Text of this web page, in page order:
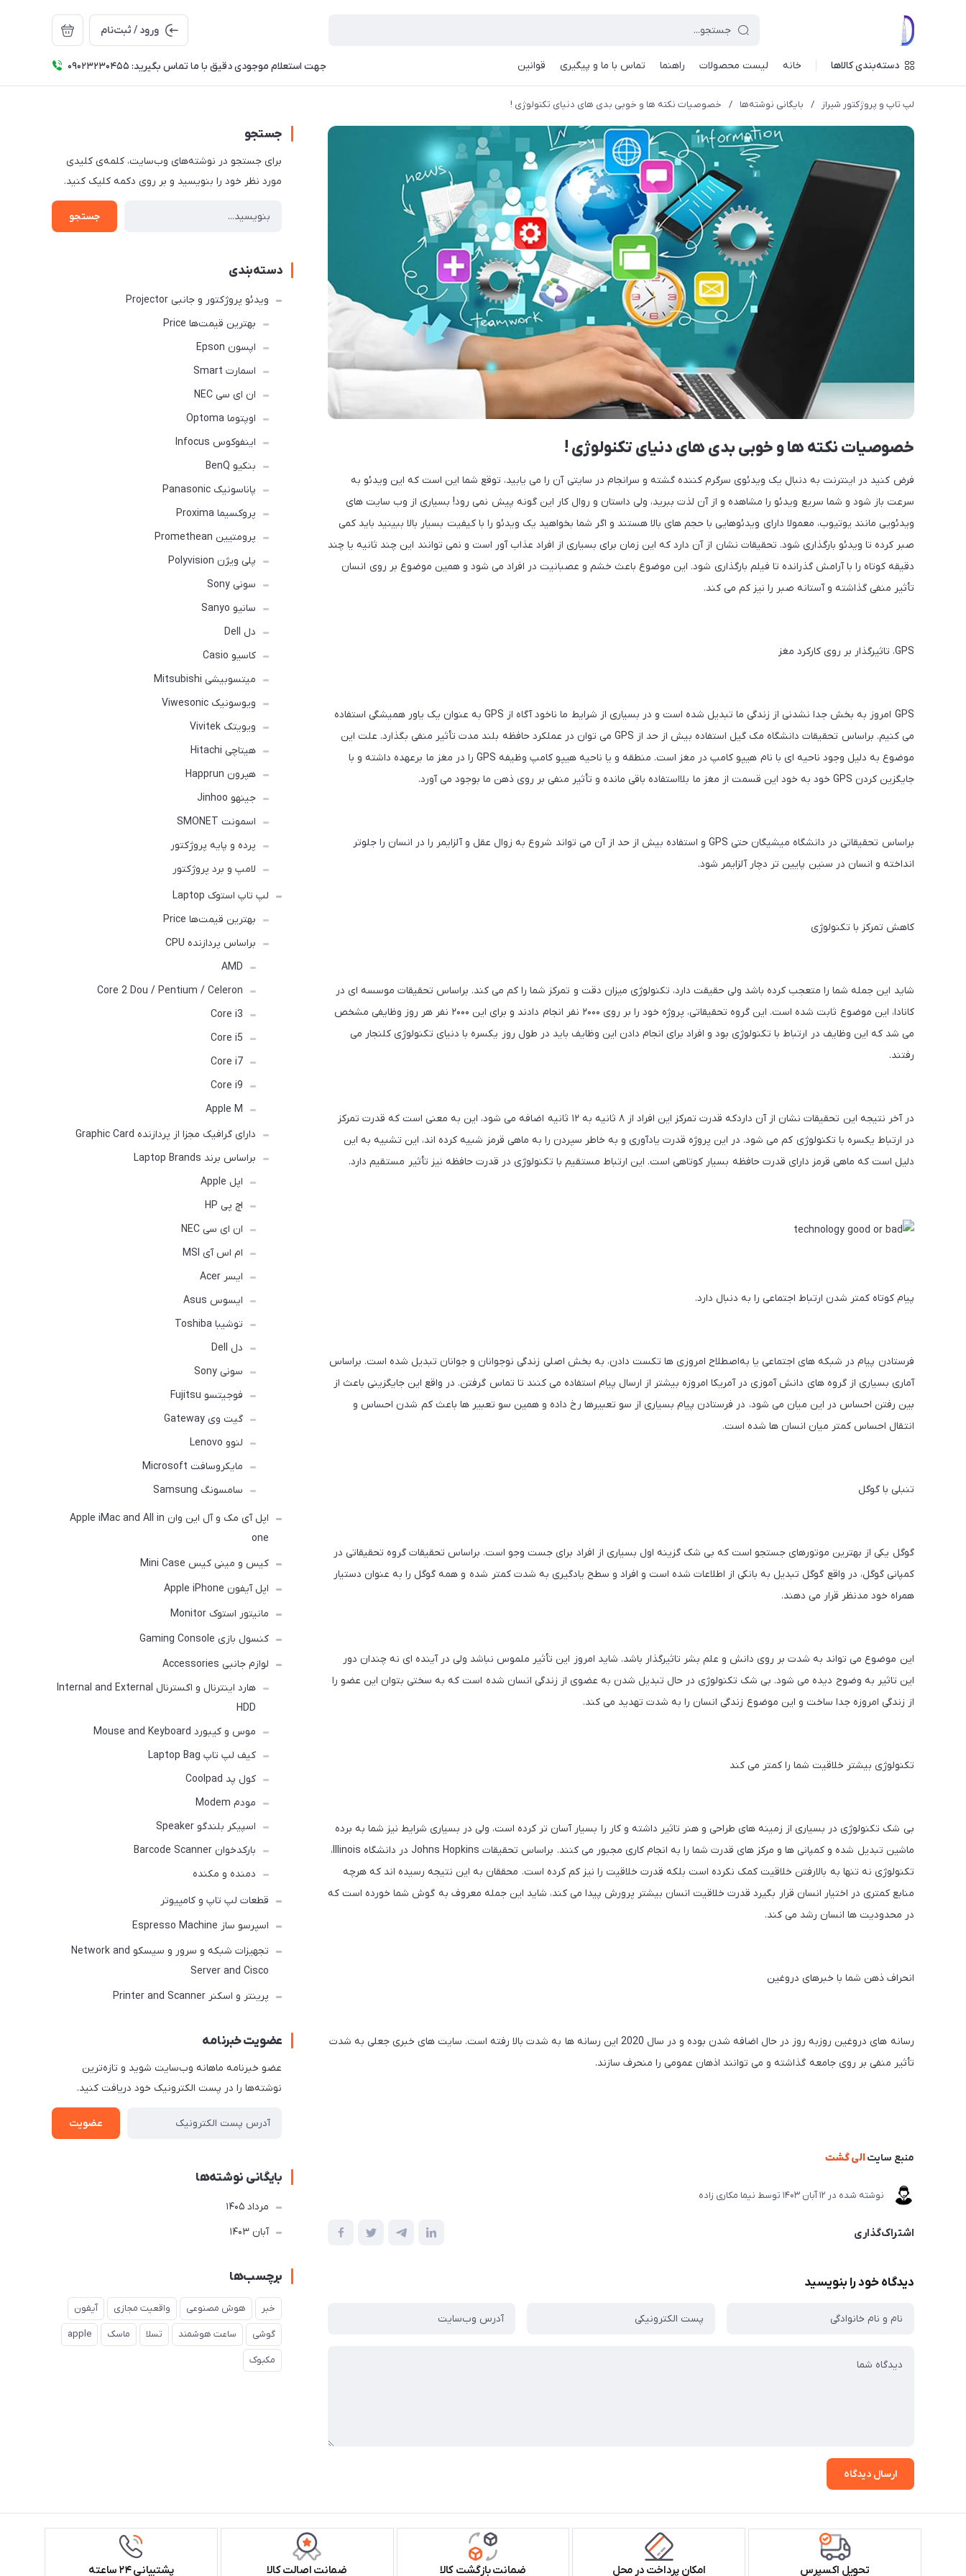
ورود / ثبت‌نام
دسته‌بندی کالاها خانه لیست محصولات راهنما تماس با ما و پیگیری قوانین جهت استعلام موجودی دقیق با ما تماس بگیرید: 09023230455
لپ تاپ و پروژکتور شیراز / بایگانی نوشته‌ها / خصوصیات نکته ها و خوبی بدی های دنیای تکنولوژی !
خصوصیات نکته ها و خوبی بدی های دنیای تکنولوژی !
فرض کنید در اینترنت به دنبال یک ویدئوی سرگرم کننده گشته و سرانجام در سایتی آن را می یابید، توقع شما این است که این ویدئو به
سرعت باز شود و شما سریع ویدئو را مشاهده و از آن لذت ببرید، ولی داستان و روال کار این گونه پیش نمی رود! بسیاری از وب سایت های
ویدئویی مانند یوتیوب، معمولا دارای ویدئوهایی با حجم های بالا هستند و اگر شما بخواهید یک ویدئو را با کیفیت بسیار بالا ببینید باید کمی
صبر کرده تا ویدئو بارگذاری شود. تحقیقات نشان از آن دارد که این زمان برای بسیاری از افراد عذاب آور است و نمی توانند این چند ثانیه یا چند
دقیقه کوتاه را با آرامش گذرانده تا فیلم بارگذاری شود. این موضوع باعث خشم و عصبانیت در افراد می شود و همین موضوع بر روی انسان
تأثیر منفی گذاشته و آستانه صبر را نیز کم می کند.
GPS، تاثیرگذار بر روی کارکرد مغز
GPS امروز به بخش جدا نشدنی از زندگی ما تبدیل شده است و در بسیاری از شرایط ما ناخود آگاه از GPS به عنوان یک یاور همیشگی استفاده
می کنیم. براساس تحقیقات دانشگاه مک گیل استفاده بیش از حد از GPS می توان در عملکرد حافظه بلند مدت تأثیر منفی بگذارد. علت این
موضوع به دلیل وجود ناحیه ای با نام هیپو کامپ در مغز است. منطقه و یا ناحیه هیپو کامپ وظیفه GPS را در مغز ما برعهده داشته و با
جایگزین کردن GPS خود به خود این قسمت از مغز ما بلااستفاده باقی مانده و تأثیر منفی بر روی ذهن ما بوجود می آورد.
براساس تحقیقاتی در دانشگاه میشیگان حتی GPS و استفاده بیش از حد از آن می تواند شروع به زوال عقل و آلزایمر را در انسان را جلوتر
انداخته و انسان در سنین پایین تر دچار آلزایمر شود.
کاهش تمرکز با تکنولوژی
شاید این جمله شما را متعجب کرده باشد ولی حقیقت دارد، تکنولوژی میزان دقت و تمرکز شما را کم می کند. براساس تحقیقات موسسه ‌ای در
کانادا، این موضوع ثابت شده است. این گروه تحقیقاتی، پروژه خود را بر روی ۲۰۰۰ نفر انجام دادند و برای این ۲۰۰۰ نفر هر روز وظایفی مشخص
می شد که این وظایف در ارتباط با تکنولوژی بود و افراد برای انجام دادن این وظایف باید در طول روز یکسره با دنیای تکنولوژی کلنجار می
رفتند.
در آخر نتیجه این تحقیقات نشان از آن داردکه قدرت تمرکز این افراد از ۸ ثانیه به ۱۲ ثانیه اضافه می شود، این به معنی است که قدرت تمرکز
در ارتباط یکسره با تکنولوژی کم می شود. در این پروژه قدرت یادآوری و به خاطر سپردن را به ماهی قرمز شبیه کرده اند، این تشبیه به این
دلیل است که ماهی قرمز دارای قدرت حافظه بسیار کوتاهی است. این ارتباط مستقیم با تکنولوژی در قدرت حافظه نیز تأثیر مستقیم دارد.
پیام کوتاه کمتر شدن ارتباط اجتماعی را به دنبال دارد.
فرستادن پیام در شبکه های اجتماعی یا به‌اصطلاح امروزی ها تکست دادن، به بخش اصلی زندگی نوجوانان و جوانان تبدیل شده است. براساس
آماری بسیاری از گروه های دانش آموزی در آمریکا امروزه بیشتر از ارسال پیام استفاده می کنند تا تماس گرفتن. در واقع این جایگزینی باعث از
بین رفتن احساس در این میان می شود، در فرستادن پیام بسیاری از سو تعبیرها رخ داده و همین سو تعبیر ها باعث کم شدن احساس و
انتقال احساس کمتر میان انسان ها شده است.
تنبلی با گوگل
گوگل یکی از بهترین موتورهای جستجو است که بی شک گزینه اول بسیاری از افراد برای جست وجو است. براساس تحقیقات گروه تحقیقاتی در
کمپانی گوگل، در واقع گوگل تبدیل به بانکی از اطلاعات شده است و افراد و سطح یادگیری به شدت کمتر شده و همه گوگل را به عنوان دستیار
همراه خود مدنظر قرار می دهند.
این موضوع می تواند به شدت بر روی دانش و علم بشر تاثیرگذار باشد. شاید امروز این تأثیر ملموس نباشد ولی در آینده ای نه چندان دور
این تاثیر به وضوح دیده می شود. بی شک تکنولوژی در حال تبدیل شدن به عضوی از زندگی انسان شده است که به سختی بتوان این عضو را
از زندگی امروزه جدا ساخت و این موضوع زندگی انسان را به شدت تهدید می کند.
تکنولوژی بیشتر خلاقیت شما را کمتر می کند
بی شک تکنولوژی در بسیاری از زمینه های طراحی و هنر تاثیر داشته و کار را بسیار آسان تر کرده است، ولی در بسیاری شرایط نیز شما به برده
ماشین تبدیل شده و کمپانی ها و مرکز های قدرت شما را به انجام کاری مجبور می کنند. براساس تحقیقات Johns Hopkins در دانشگاه Illinois،
تکنولوژی نه تنها به بالارفتن خلاقیت کمک نکرده است بلکه قدرت خلاقیت را نیز کم کرده است. محققان به این نتیجه رسیده اند که هرچه
منابع کمتری در اختیار انسان قرار بگیرد قدرت خلاقیت انسان بیشتر پرورش پیدا می کند، شاید این جمله معروف به گوش شما خورده است که
در محدودیت ها انسان رشد می کند.
انحراف ذهن شما با خبرهای دروغین
رسانه های دروغین روزبه روز در حال اضافه شدن بوده و در سال 2020 این رسانه ها به ‌شدت بالا رفته است. سایت های خبری جعلی به شدت
تأثیر منفی بر روی جامعه گذاشته و می توانند اذهان عمومی را منحرف سازند.
منبع سایتالی گشت
نوشته شده در 12 آبان 1403 توسط نیما مکاری زاده
اشتراک‌گذاری
دیدگاه خود را بنویسید
ارسال دیدگاه
جستجو
برای جستجو در نوشته‌های وب‌سایت، کلمه‌ی کلیدی
مورد نظر خود را بنویسید و بر روی دکمه کلیک کنید.
جستجو
دسته‌بندی
ویدئو پروژکتور و جانبی Projector
بهترین قیمت‌ها Price
اپسون Epson
اسمارت Smart
ان ای سی NEC
اوپتوما Optoma
اینفوکوس Infocus
بنکیو BenQ
پاناسونیک Panasonic
پروکسیما Proxima
پرومتیین Promethean
پلی ویژن Polyvision
سونی Sony
سانیو Sanyo
دل Dell
کاسیو Casio
میتسوبیشی Mitsubishi
ویوسونیک Viwesonic
ویویتک Vivitek
هیتاچی Hitachi
هپرون Happrun
جینهو Jinhoo
اسمونت SMONET
پرده و پایه پروژکتور
لامپ و برد پروژکتور
لپ تاپ استوک Laptop
بهترین قیمت‌ها Price
براساس پردازنده CPU
AMD
Core 2 Dou / Pentium / Celeron
Core i3
Core i5
Core i7
Core i9
Apple M
دارای گرافیک مجزا از پردازنده Graphic Card
براساس برند Laptop Brands
اپل Apple
اچ پی HP
ان ای سی NEC
ام اس آی MSI
ایسر Acer
ایسوس Asus
توشیبا Toshiba
دل Dell
سونی Sony
فوجیتسو Fujitsu
گیت وی Gateway
لنوو Lenovo
مایکروسافت Microsoft
سامسونگ Samsung
اپل آی مک و آل این وان Apple iMac and All in
one
کیس و مینی کیس Mini Case
اپل آیفون Apple iPhone
مانیتور استوک Monitor
کنسول بازی Gaming Console
لوازم جانبی Accessories
هارد اینترنال و اکسترنال Internal and External
HDD
موس و کیبورد Mouse and Keyboard
کیف لپ تاپ Laptop Bag
کول پد Coolpad
مودم Modem
اسپیکر بلندگو Speaker
بارکدخوان Barcode Scanner
دمنده و مکنده
قطعات لپ تاپ و کامپیوتر
اسپرسو ساز Espresso Machine
تجهیزات شبکه و سرور و سیسکو Network and
Server and Cisco
پرینتر و اسکنر Printer and Scanner
عضویت خبرنامه
عضو خبرنامه ماهانه وب‌سایت شوید و تازه‌ترین
نوشته‌ها را در پست الکترونیک خود دریافت کنید.
عضویت
بایگانی نوشته‌ها
مرداد 1405
آبان 1403
برچسب‌ها
خبر هوش مصنوعی واقعیت مجازی آیفون
گوشی ساعت هوشمند تسلا ماسک apple
مکبوک
تحویل اکسپرس امکان پرداخت در محل ضمانت بازگشت کالا ضمانت اصالت کالا پشتیبانی ۲۴ ساعته